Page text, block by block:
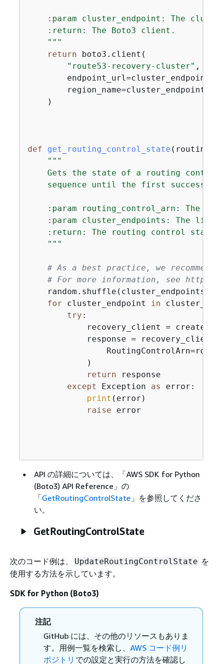
:param cluster_endpoint: The
    :return: The Boto3 client.
    """
return boto3.client(
"route53-recovery-cluster" ,
        endpoint_url=cluster_endpoint[
        region_name=cluster_endpoint[
    )
def get_routing_control_state (
"""
Gets the state of a routing
sequence until the first
:param routing_control_arn: The
:param cluster_endpoints: The list
:return: The routing control state
    """
# As a best practice, we
# For more information, see
    random.shuffle(cluster_endpoints)
for cluster_endpoint in
try :
recovery_client =
response =
            )
return response
except Exception as error:
print (error)
raise error
API の詳細については、「AWS SDK for Python
(Boto3) API Reference」の
「GetRoutingControlState 」を参照してくださ
い。
GetRoutingControlState
次のコード例は、 UpdateRoutingControlState を
使用する方法を示しています。
SDK for Python (Boto3)
注記
GitHub には、その他のリソースもありま
す。用例一覧を検索し、 AWS コード例リ
ポジトリ での設定と実行の方法を確認し